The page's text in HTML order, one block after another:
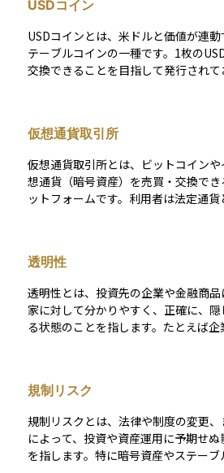
によって、暗号資産を利用した送金や
つ、価格の安定性を保つことが可能に
USDコイン
USDコインとは、米ドルと価値が連
テーブルコインの一種です。1枚の
交換できることを目指して発行され
ます。発行や管理は米国の事業者が行
るために準備金の監査報告を定期的に
産市場の中では信頼性の高いステー
られています。
仮想通貨取引所
仮想通貨取引所とは、ビットコイン
想通貨（暗号資産）を売買・交換で
ットフォームです。利用者は法定通
チェーン技術によりユーザー同士で直
す。 日本では金融庁の登録を受けた仮想通貨交換業者が運営し
ており、顧客資産の分別管理や本人
けられています。取引所の選定にあ
手数料、セキュリティ体制、使いやす
透明性
透明性とは、投資先の企業や金融商
家に対して分かりやすく、正確に、
る状態のことを指します。たとえば
されていることが求められます。金融
にも関わる要素であり、金融庁などの
性の確保が推進されています。初心
い情報に基づいて投資判断を行うこ
な資産運用を行うための大きな助けと
規制リスク
規制リスクとは、法律や制度の変更
によって、投資や資産運用に予期せ
を指します。特に暗号資産やステー